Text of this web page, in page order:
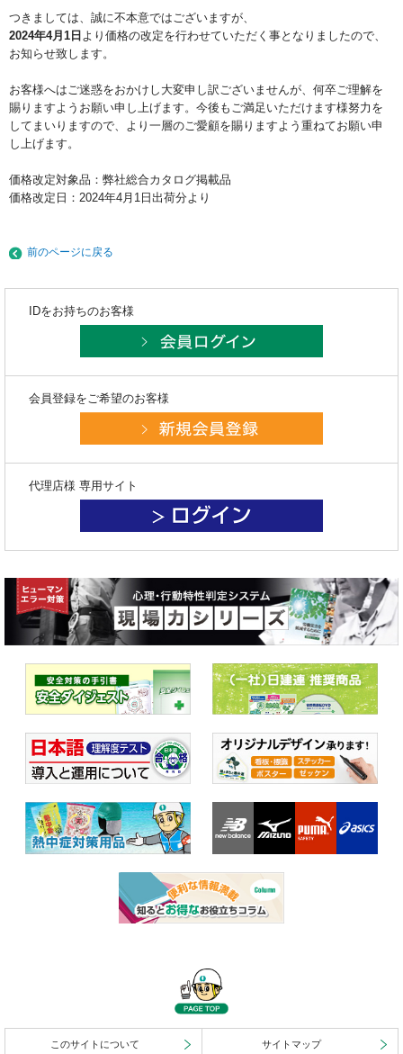
つきましては、誠に不本意ではございますが、
2024年4月1日 より価格の改定を行わせていただく事となりましたので、
お知らせ致します。
お客様へはご迷惑をおかけし大変申し訳ございませんが、何卒ご理解を
賜りますようお願い申し上げます。今後もご満足いただけます様努力を
してまいりますので、より一層のご愛顧を賜りますよう重ねてお願い申
し上げます。
価格改定対象品：弊社総合カタログ掲載品
価格改定日：2024年4月1日出荷分より
前のページに戻る
IDをお持ちのお客様
会員登録をご希望のお客様
代理店様 専用サイト
このサイトについて サイトマップ